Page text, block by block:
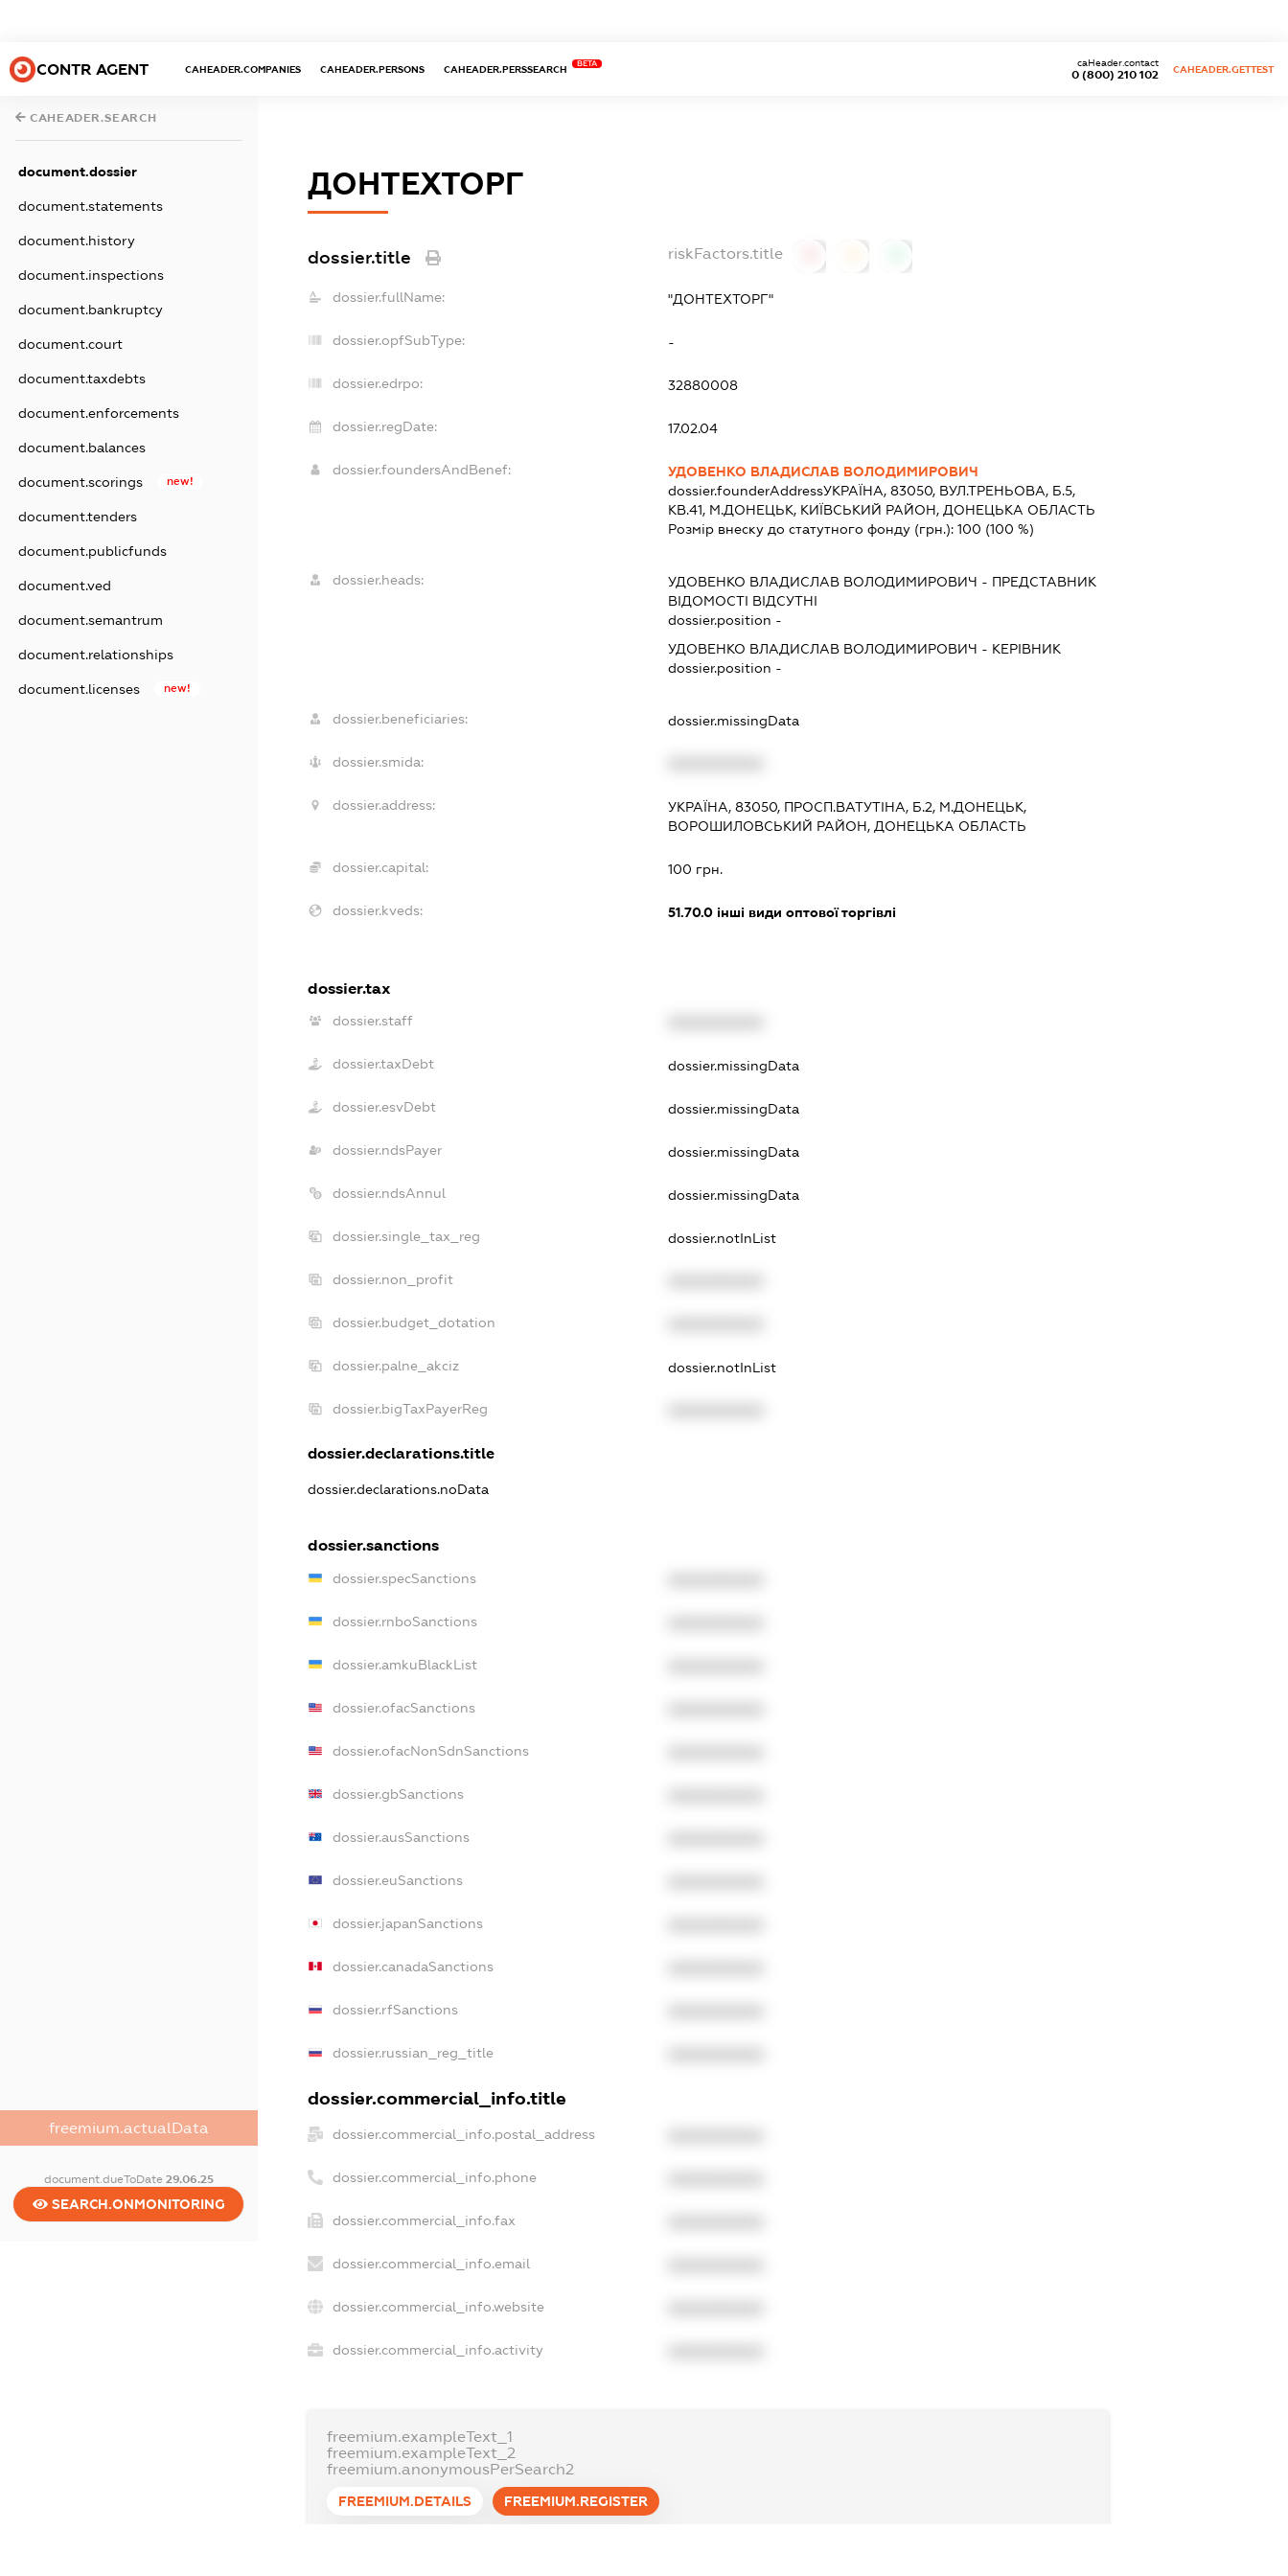
CONTR AGENT CAHEADER.COMPANIES CAHEADER.PERSONS CAHEADER.PERSSEARCH
BETA
0 (800) 210 102
caHeader.contact
CAHEADER.GETTEST
CAHEADER.SEARCH
document.dossier
document.statements
document.history
document.inspections
document.bankruptcy
document.court
document.taxdebts
document.enforcements
document.balances
document.scorings new!
document.tenders
document.publicfunds
document.ved
document.semantrum
document.relationships
document.licenses new!
freemium.actualData
document.dueToDate 29.06.25
SEARCH.ONMONITORING
ДОНТЕХТОРГ
dossier.title riskFactors.title
dossier.fullName: "ДОНТЕХТОРГ"
dossier.opfSubType: -
dossier.edrpo: 32880008
dossier.regDate: 17.02.04
dossier.foundersAndBenef:
УДОВЕНКО ВЛАДИСЛАВ ВОЛОДИМИРОВИЧ
dossier.founderAddressУКРАЇНА, 83050, ВУЛ.ТРЕНЬОВА, Б.5,
КВ.41, М.ДОНЕЦЬК, КИЇВСЬКИЙ РАЙОН, ДОНЕЦЬКА ОБЛАСТЬ
Розмір внеску до статутного фонду (грн.):100 (100 %)
dossier.heads: УДОВЕНКО ВЛАДИСЛАВ ВОЛОДИМИРОВИЧ - ПРЕДСТАВНИК
ВІДОМОСТІ ВІДСУТНІ
dossier.position -
УДОВЕНКО ВЛАДИСЛАВ ВОЛОДИМИРОВИЧ - КЕРІВНИК
dossier.position -
dossier.beneficiaries: dossier.missingData
dossier.smida:
dossier.address:
УКРАЇНА, 83050, ПРОСП.ВАТУТІНА, Б.2, М.ДОНЕЦЬК,
ВОРОШИЛОВСЬКИЙ РАЙОН, ДОНЕЦЬКА ОБЛАСТЬ
dossier.capital: 100 грн.
dossier.kveds: 51.70.0 інші види оптової торгівлі
dossier.tax
dossier.staff
dossier.taxDebt dossier.missingData
dossier.esvDebt dossier.missingData
dossier.ndsPayer dossier.missingData
dossier.ndsAnnul dossier.missingData
dossier.single_tax_reg dossier.notInList
dossier.non_profit
dossier.budget_dotation
dossier.palne_akciz dossier.notInList
dossier.bigTaxPayerReg
dossier.declarations.title
dossier.declarations.noData
dossier.sanctions
dossier.specSanctions
dossier.rnboSanctions
dossier.amkuBlackList
dossier.ofacSanctions
dossier.ofacNonSdnSanctions
dossier.gbSanctions
dossier.ausSanctions
dossier.euSanctions
dossier.japanSanctions
dossier.canadaSanctions
dossier.rfSanctions
dossier.russian_reg_title
dossier.commercial_info.title
dossier.commercial_info.postal_address
dossier.commercial_info.phone
dossier.commercial_info.fax
dossier.commercial_info.email
dossier.commercial_info.website
dossier.commercial_info.activity
freemium.exampleText_1
freemium.exampleText_2
freemium.anonymousPerSearch2
FREEMIUM.DETAILS FREEMIUM.REGISTER